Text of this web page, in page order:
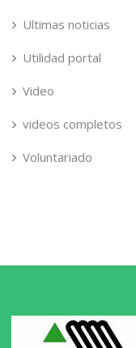
Ultimas noticias
Utilidad portal
Video
videos completos
Voluntariado